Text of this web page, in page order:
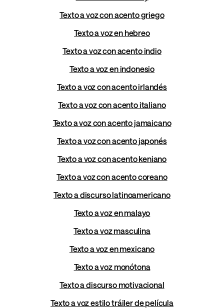
Texto a voz con acento griego
Texto a voz en hebreo
Texto a voz con acento indio
Texto a voz en indonesio
Texto a voz con acento irlandés
Texto a voz con acento italiano
Texto a voz con acento jamaicano
Texto a voz con acento japonés
Texto a voz con acento keniano
Texto a voz con acento coreano
Texto a discurso latinoamericano
Texto a voz en malayo
Texto a voz masculina
Texto a voz en mexicano
Texto a voz monótona
Texto a discurso motivacional
Texto a voz estilo tráiler de película